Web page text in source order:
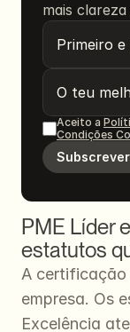
mais
Aceito a
Condições
PME Líder
estatutos
A certificação
empresa. Os
Excelência